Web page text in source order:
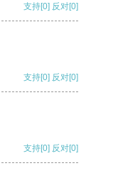
支持[0] 反对[0]
支持[0] 反对[0]
支持[0] 反对[0]